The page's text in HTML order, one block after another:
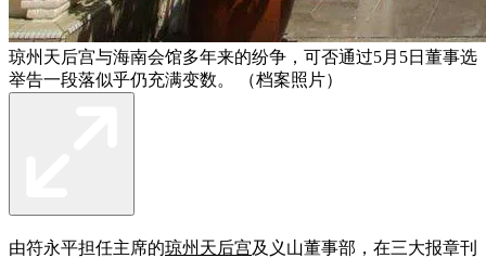
琼州天后宫与海南会馆多年来的纷争，可否通过5月5日董事选
举告一段落似乎仍充满变数。 （档案照片）
由符永平担任主席的琼州天后宫及义山董事部，在三大报章刊